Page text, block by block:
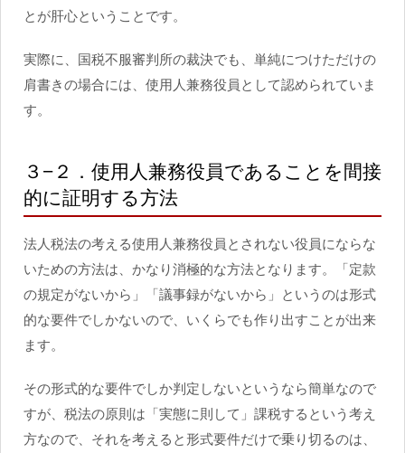
とが肝心ということです。
実際に、国税不服審判所の裁決でも、単純につけただけの
肩書きの場合には、使用人兼務役員として認められていま
す。
３−２．使用人兼務役員であることを間接
的に証明する方法
法人税法の考える使用人兼務役員とされない役員にならな
いための方法は、かなり消極的な方法となります。「定款
の規定がないから」「議事録がないから」というのは形式
的な要件でしかないので、いくらでも作り出すことが出来
ます。
その形式的な要件でしか判定しないというなら簡単なので
すが、税法の原則は「実態に則して」課税するという考え
方なので、それを考えると形式要件だけで乗り切るのは、